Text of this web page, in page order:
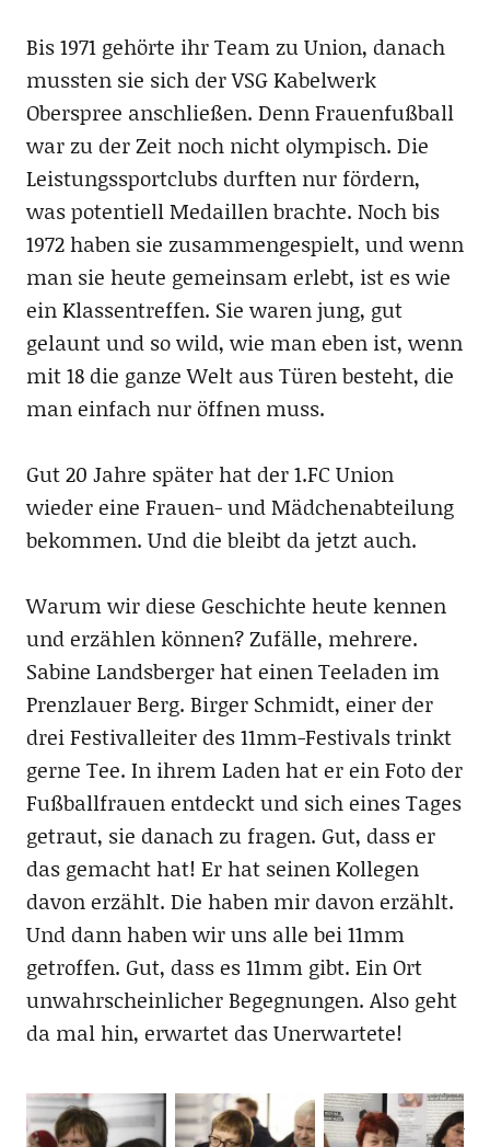
Bis 1971 gehörte ihr Team zu Union, danach
mussten sie sich der VSG Kabelwerk
Oberspree anschließen. Denn Frauenfußball
war zu der Zeit noch nicht olympisch. Die
Leistungssportclubs durften nur fördern,
was potentiell Medaillen brachte. Noch bis
1972 haben sie zusammengespielt, und wenn
man sie heute gemeinsam erlebt, ist es wie
ein Klassentreffen. Sie waren jung, gut
gelaunt und so wild, wie man eben ist, wenn
mit 18 die ganze Welt aus Türen besteht, die
man einfach nur öffnen muss.
Gut 20 Jahre später hat der 1.FC Union
wieder eine Frauen- und Mädchenabteilung
bekommen. Und die bleibt da jetzt auch.
Warum wir diese Geschichte heute kennen
und erzählen können? Zufälle, mehrere.
Sabine Landsberger hat einen Teeladen im
Prenzlauer Berg. Birger Schmidt, einer der
drei Festivalleiter des 11mm-Festivals trinkt
gerne Tee. In ihrem Laden hat er ein Foto der
Fußballfrauen entdeckt und sich eines Tages
getraut, sie danach zu fragen. Gut, dass er
das gemacht hat! Er hat seinen Kollegen
davon erzählt. Die haben mir davon erzählt.
Und dann haben wir uns alle bei 11mm
getroffen. Gut, dass es 11mm gibt. Ein Ort
unwahrscheinlicher Begegnungen. Also geht
da mal hin, erwartet das Unerwartete!